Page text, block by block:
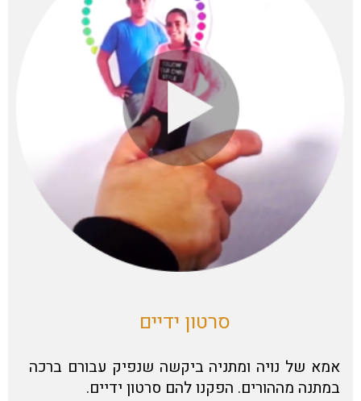
סרטון ידיים
אמא של נויה ומתניה ביקשה שנפיק עבורם ברכה
במתנה מההורים. הפקנו להם סרטון ידיים.